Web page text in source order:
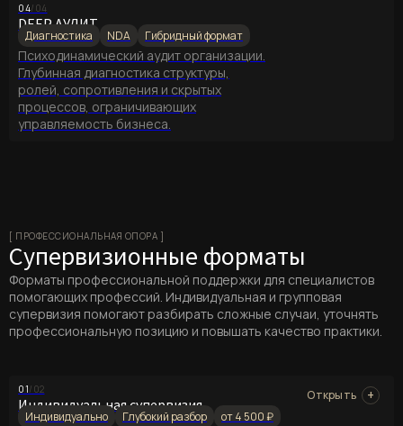
04/04
DEEP АУДИТ
Диагностика NDA Гибридный формат
Психодинамический аудит организации.
Глубинная диагностика структуры,
ролей, сопротивления и скрытых
процессов, ограничивающих
управляемость бизнеса.
[ ПРОФЕССИОНАЛЬНАЯ ОПОРА ]
Супервизионные форматы
Форматы профессиональной поддержки для специалистов
помогающих профессий. Индивидуальная и групповая
супервизия помогают разбирать сложные случаи, уточнять
профессиональную позицию и повышать качество практики.
01/02
Индивидуальная супервизия
Индивидуально Глубокий разбор от 4 500 ₽